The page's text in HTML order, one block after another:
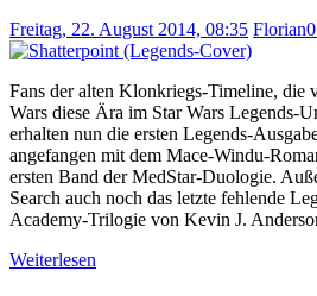
Freitag, 22. August 2014, 08:35 Florian
Fans der alten Klonkriegs-Timeline, die
Wars diese Ära im Star Wars Legends-
erhalten nun die ersten Legends-
angefangen mit dem Mace-Windu-
ersten Band der MedStar-Duologie.
Search auch noch das letzte fehlende
Academy-Trilogie von Kevin J.
Weiterlesen